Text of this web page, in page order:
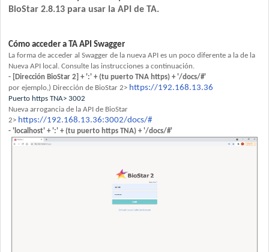
BioStar 2.8.13 para usar la API de TA.
Cómo acceder a TA API Swagger
La forma de acceder al Swagger de la nueva API es un poco diferente a la de la
Nueva API local. Consulte las instrucciones a continuación.
- [Dirección BioStar 2] + ':' + (tu puerto TNA https) + '/docs/#'
por ejemplo,) Dirección de BioStar 2> https://192.168.13.36
Puerto https TNA> 3002
Nueva arrogancia de la API de BioStar
2> https://192.168.13.36:3002/docs/#
- 'localhost' + ':' + (tu puerto https TNA) + '/docs/#'